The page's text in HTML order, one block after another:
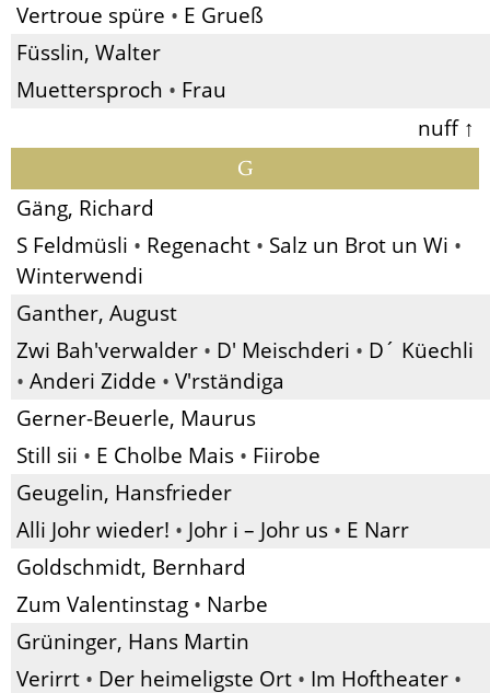
Vertroue spüre • E Grueß
Füsslin, Walter
Muettersproch • Frau
nuff ↑
G
Gäng, Richard
S Feldmüsli • Regenacht • Salz un Brot un Wi •
Winterwendi
Ganther, August
Zwi Bah'verwalder • D' Meischderi • D´ Küechli
• Anderi Zidde • V'rständiga
Gerner-Beuerle, Maurus
Still sii • E Cholbe Mais • Fiirobe
Geugelin, Hansfrieder
Alli Johr wieder! • Johr i – Johr us • E Narr
Goldschmidt, Bernhard
Zum Valentinstag • Narbe
Grüninger, Hans Martin
Verirrt • Der heimeligste Ort • Im Hoftheater •